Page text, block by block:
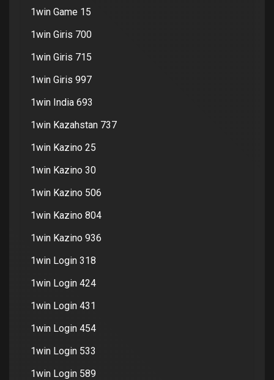
1win Game 15
1win Giris 700
1win Giris 715
1win Giris 997
1win India 693
1win Kazahstan 737
1win Kazino 25
1win Kazino 30
1win Kazino 506
1win Kazino 804
1win Kazino 936
1win Login 318
1win Login 424
1win Login 431
1win Login 454
1win Login 533
1win Login 589